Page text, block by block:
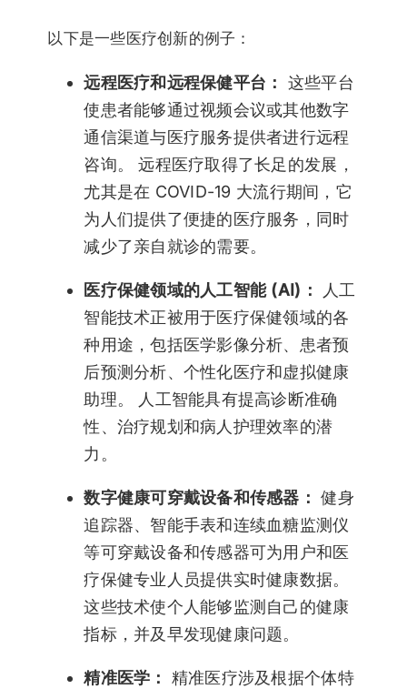
以下是一些医疗创新的例子：
远程医疗和远程保健平台： 这些平台
使患者能够通过视频会议或其他数字
通信渠道与医疗服务提供者进行远程
咨询。 远程医疗取得了长足的发展，
尤其是在 COVID-19 大流行期间，它
为人们提供了便捷的医疗服务，同时
减少了亲自就诊的需要。
医疗保健领域的人工智能 (AI)：
人工
智能技术正被用于医疗保健领域的各
种用途，包括医学影像分析、患者预
后预测分析、个性化医疗和虚拟健康
助理。 人工智能具有提高诊断准确
性、治疗规划和病人护理效率的潜
力。
数字健康可穿戴设备和传感器：健身
追踪器、智能手表和连续血糖监测仪
等可穿戴设备和传感器可为用户和医
疗保健专业人员提供实时健康数据。
这些技术使个人能够监测自己的健康
指标，并及早发现健康问题。
精准医学： 精准医疗涉及根据个体特